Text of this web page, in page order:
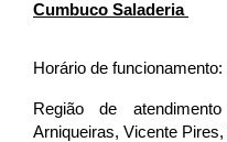
Cumbuco Saladeria
Horário de
Região de
Arniqueiras, Vicente